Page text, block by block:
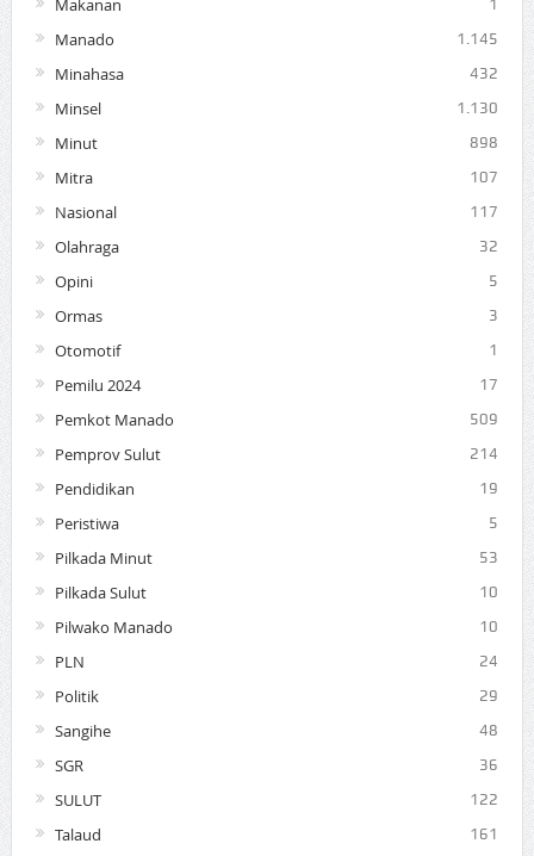
Makanan 1
Manado 1.145
Minahasa 432
Minsel 1.130
Minut 898
Mitra 107
Nasional 117
Olahraga 32
Opini 5
Ormas 3
Otomotif 1
Pemilu 2024 17
Pemkot Manado 509
Pemprov Sulut 214
Pendidikan 19
Peristiwa 5
Pilkada Minut 53
Pilkada Sulut 10
Pilwako Manado 10
PLN 24
Politik 29
Sangihe 48
SGR 36
SULUT 122
Talaud 161